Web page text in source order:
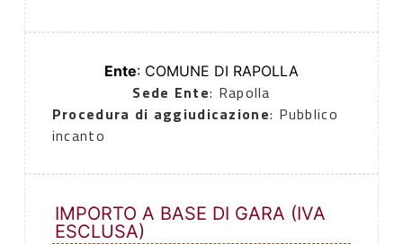
Ente: COMUNE DI RAPOLLA
Sede Ente: Rapolla
Procedura di aggiudicazione: Pubblico
incanto
IMPORTO A BASE DI GARA (IVA
ESCLUSA)